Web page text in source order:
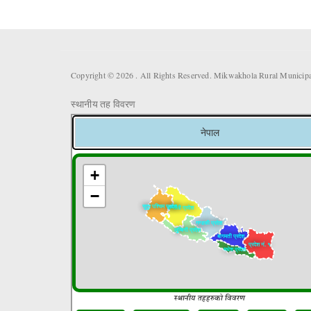
Copyright © 2026 . All Rights Reserved. Mikwakhola Rural
स्थानीय तह विवरण